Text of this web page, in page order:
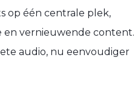
op één centrale plek,
en vernieuwende content.
audio, nu eenvoudiger